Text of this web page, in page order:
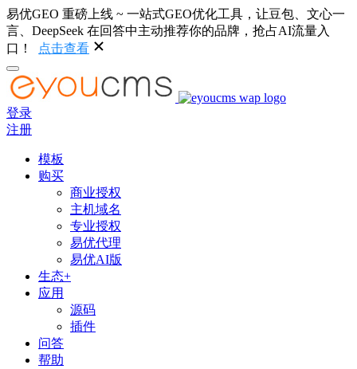
易优GEO 重磅上线 ~ 一站式GEO优化工具，让豆包、文心一
言、DeepSeek 在回答中主动推荐你的品牌，抢占AI流量入
口！
点击查看
登录
注册
模板
购买
商业授权
主机域名
专业授权
易优代理
易优AI版
生态+
应用
源码
插件
问答
帮助